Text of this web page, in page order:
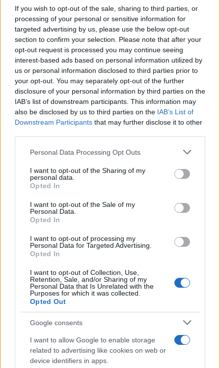
If you wish to opt-out of the sale, sharing to third parties, or
processing of your personal or sensitive information for
targeted advertising by us, please use the below opt-out
section to confirm your selection. Please note that after your
opt-out request is processed you may continue seeing
interest-based ads based on personal information utilized by
us or personal information disclosed to third parties prior to
your opt-out. You may separately opt-out of the further
disclosure of your personal information by third parties on the
IAB’s list of downstream participants. This information may
also be disclosed by us to third parties on the IAB’s List of
Downstream Participants that may further disclose it to other
Please note that this website/app uses one or more Google
not limited to your visit or usage behaviour. You may click to
grant or deny consent to Google and its third-party tags to
use your data for below specified purposes in below Google
consent section.
Personal Data Processing Opt Outs
I want to opt-out of the Sharing of my
personal data.
Opted In
I want to opt-out of the Sale of my
Personal Data.
Opted In
I want to opt-out of processing my
Personal Data for Targeted Advertising.
Opted In
I want to opt-out of Collection, Use,
Retention, Sale, and/or Sharing of my
Personal Data that Is Unrelated with the
Purposes for which it was collected.
Opted Out
Google consents
I want to allow Google to enable storage
related to advertising like cookies on web or
device identifiers in apps.
Σε αυτά όμως κρύβεται ο τύπος και όχι ουσία. Το
αποτέλεσμα. Οι γιατροί που εργάζονται στις
μονάδες εντατικής θεραπείας άκουσαν με
ανακούφιση αυτήν την απόφαση. Αυτή είναι η
αλήθεια. Η χώρα βρίσκεται σε εξαιρετικά δύσκολες
υγειονομικούς δείκτες και μετρώντας πάνω από
100 νεκρούς από την πανδημία σχεδόν καθημερινά.
Μένει να δούμε όμως αν η επιλογή αυτή τη
συγκεκριμένη στιγμή πέρα από το πολιτικό κόστος
θα έχει και υγειονομικό όφελος για την ελληνική
κοινωνία.
Στη διαχείριση κρίσεων όταν καθυστερήσεις να